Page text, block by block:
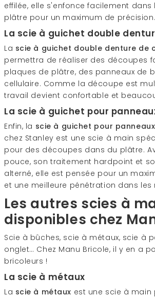
effilée, elle s'enfonce facilement dans
plâtre pour un maximum de précision.
La scie à guichet double
La scie à guichet double denture de
permettra de réaliser des découpes
plaques de plâtre, des panneaux de
cellulaire. Comme la découpe est
travail devient confortable et
La scie à guichet pour
Enfin, la scie à guichet pour
chez Stanley est une scie à main
pour des découpes dans du plâtre.
pouce, son traitement hardpoint et
alterné, elle est pensée pour un
et une meilleure pénétration dans les
Les autres scies à
disponibles chez
Scie à bûches, scie à métaux, scie à
onglet… Chez Manu Bricole, il y en a
bricoleurs !
La scie à métaux
La scie à métaux est une scie à main